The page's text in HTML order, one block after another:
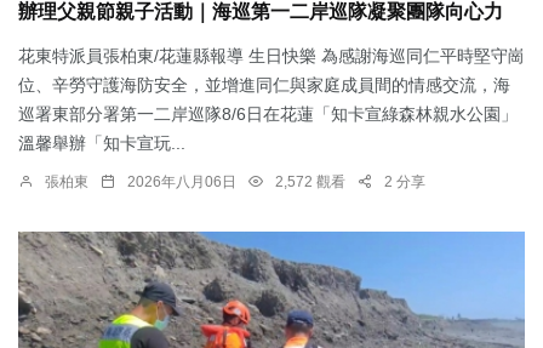
辦理父親節親子活動｜海巡第一二岸巡隊凝聚團隊向心力
花東特派員張柏東/花蓮縣報導 生日快樂 為感謝海巡同仁平時堅守崗
位、辛勞守護海防安全，並增進同仁與家庭成員間的情感交流，海
巡署東部分署第一二岸巡隊8/6日在花蓮「知卡宣綠森林親水公園」
溫馨舉辦「知卡宣玩...
張柏東 2026年八月06日 2,572 觀看 2 分享